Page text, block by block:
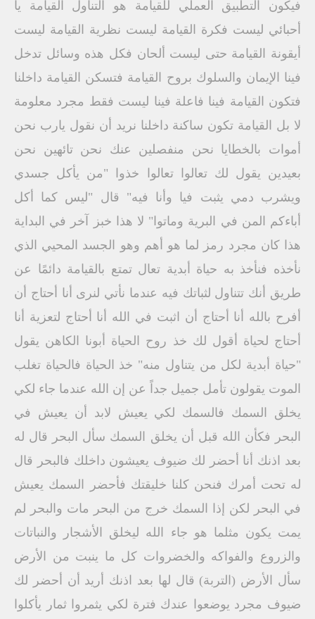
فيكون التطبيق العملي للقيامة هو التناول القيامة يا
أحبائي ليست فكرة القيامة ليست نظرية القيامة ليست
أيقونة القيامة حتى ليست ألحان فكل هذه وسائل تدخل
فينا الإيمان والسلوك بروح القيامة فتسكن القيامة داخلنا
فتكون القيامة فينا فاعلة فينا ليست فقط مجرد معلومة
لا بل القيامة تكون ساكنة داخلنا نريد أن نقول يارب نحن
أموات بالخطايا نحن منفصلين عنك نحن تائهين نحن
بعيدين يقول لك تعالوا تعالوا خذوا "من يأكل جسدي
ويشرب دمي يثبت فيا وأنا فيه" قال "ليس كما أكل
أباءكم المن في البرية وماتوا" لا هذا خبز آخر في البداية
هذا كان مجرد رمز لما هو أهم وهو الجسد المحيي الذي
نأخذه فنأخذ به حياة أبدية تعال تمتع بالقيامة دائمًا عن
طريق أنك تتناول لثباتك فيه عندما نأتي لنرى أنا أحتاج أن
أفرح بالله أنا أحتاج أن اثبت في الله أنا أحتاج لتعزية أنا
أحتاج لحياة أقول لك خذ روح الحياة أبونا الكاهن يقول
"حياة أبدية لكل من يتناول منه" خذ الحياة فالحياة تغلب
الموت يقولون تأمل جميل جداً عن إن الله عندما جاء لكي
يخلق السمك فالسمك لكي يعيش لابد أن يعيش في
البحر فكأن الله قبل أن يخلق السمك سأل البحر قال له
بعد اذنك أنا أحضر لك ضيوف يعيشون داخلك فالبحر قال
له تحت أمرك فنحن كلنا خليقتك فأحضر السمك يعيش
في البحر لكن إذا السمك خرج من البحر مات والبحر لم
يمت يكون مثلما هو جاء الله ليخلق الأشجار والنباتات
والزروع والفواكه والخضروات كل ما ينبت من الأرض
سأل الأرض (التربة) قال لها بعد اذنك أريد أن أحضر لك
ضيوف مجرد يوضعوا عندك فترة لكي يثمروا ثمار يأكلوا